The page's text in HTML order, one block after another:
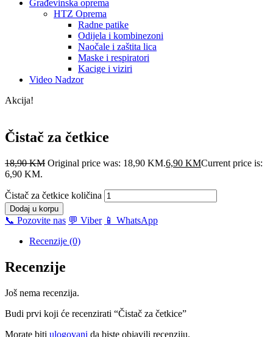
Građevinska oprema
HTZ Oprema
Radne patike
Odijela i kombinezoni
Naočale i zaštita lica
Maske i respiratori
Kacige i viziri
Video Nadzor
Akcija!
Čistač za četkice
18,90KM Original price was: 18,90 KM.6,90 KMCurrent price is:
6,90 KM.
Čistač za četkice količina
Dodaj u korpu
📞 Pozovite nas 💬 Viber 📱 WhatsApp
Recenzije (0)
Recenzije
Još nema recenzija.
Budi prvi koji će recenzirati “Čistač za četkice”
Morate biti ulogovani da biste objavili recenziju.